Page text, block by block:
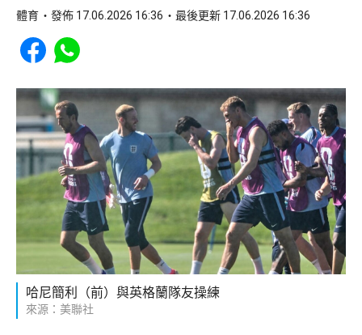
體育 發佈 17.06.2026 16:36 最後更新 17.06.2026 16:36
Share to Facebook
Share to WhatsApp
哈尼簡利（前）與英格蘭隊友操練
來源：美聯社